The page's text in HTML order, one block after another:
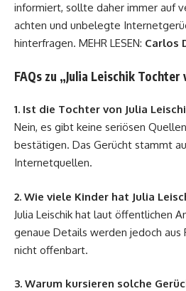
informiert, sollte daher immer auf
achten und unbelegte
hinterfragen. MEHR LESEN: Carlos
FAQs zu „Julia Leischik
1. Ist die Tochter von Julia
Nein, es gibt keine seriösen
bestätigen. Das Gerücht stammt
Internetquellen.
2. Wie viele Kinder hat Julia
Julia Leischik hat laut öffentlichen
genaue Details werden jedoch aus
nicht offenbart.
3. Warum kursieren solche